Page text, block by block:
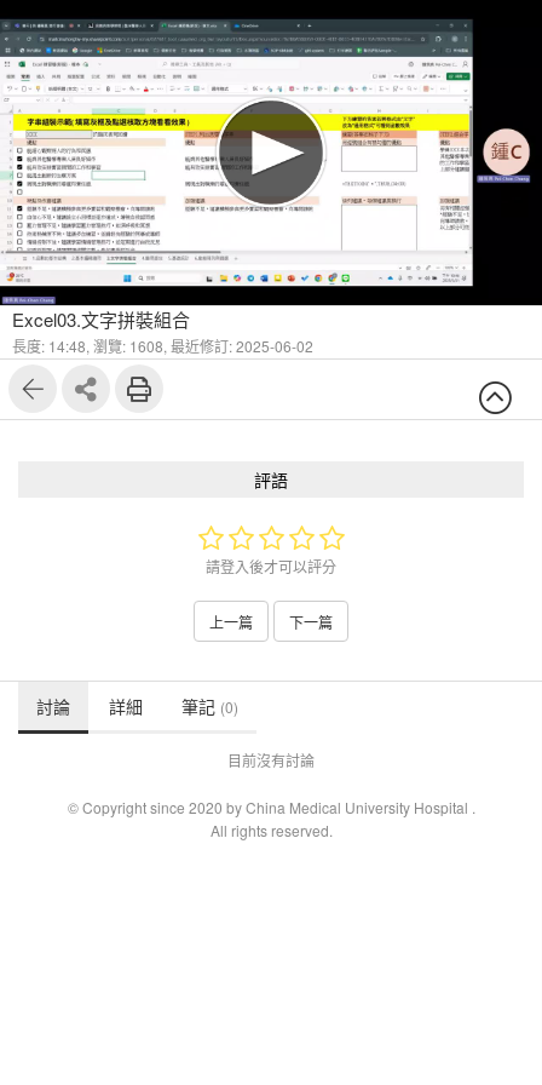
Excel03.文字拼裝組合
長度: 14:48, 瀏覽: 1608, 最近修訂: 2025-06-02
評語
請登入後才可以評分
上一篇 下一篇
討論 詳細 筆記 (0)
目前沒有討論
© Copyright since 2020 by China Medical University Hospital .
All rights reserved.